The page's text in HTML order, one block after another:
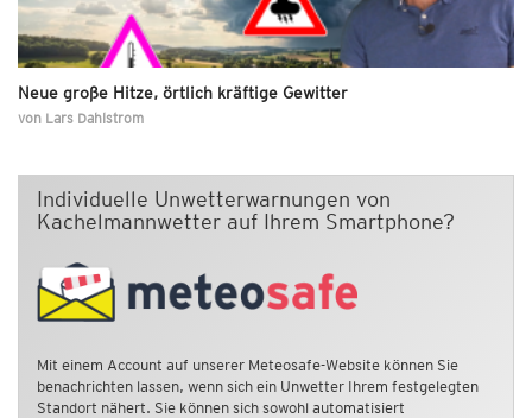
Neue große Hitze, örtlich kräftige Gewitter
von Lars Dahlstrom
Individuelle Unwetterwarnungen von
Kachelmannwetter auf Ihrem Smartphone?
Mit einem Account auf unserer Meteosafe-Website können Sie
benachrichten lassen, wenn sich ein Unwetter Ihrem festgelegten
Standort nähert. Sie können sich sowohl automatisiert